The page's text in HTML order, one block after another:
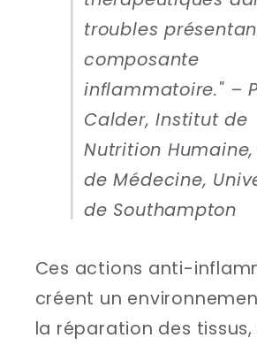
troubles
composante
inflammatoire." –
Calder, Institut de
Nutrition Humaine,
de Médecine,
de Southampton
Ces actions anti-
créent un
la réparation des